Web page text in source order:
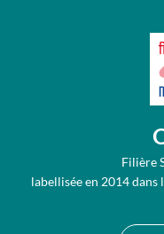
Filière
labellisée en 2014